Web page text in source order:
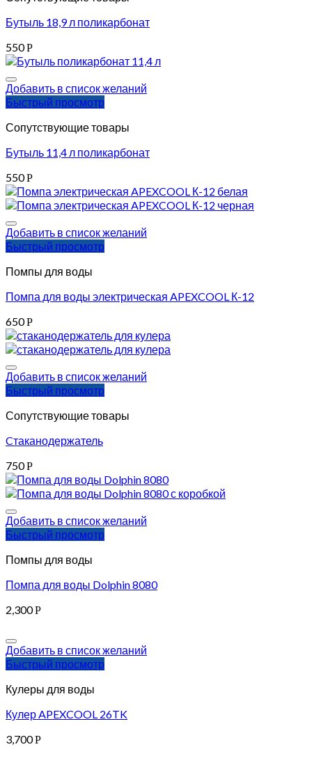
Бутыль 18,9 л поликарбонат
550Р
Добавить в список желаний
Быстрый просмотр
Сопутствующие товары
Бутыль 11,4 л поликарбонат
550Р
Добавить в список желаний
Быстрый просмотр
Помпы для воды
Помпа для воды электрическая APEXCOOL К-12
650Р
Добавить в список желаний
Быстрый просмотр
Сопутствующие товары
Cтаканодержатель
750Р
Добавить в список желаний
Быстрый просмотр
Помпы для воды
Помпа для воды Dolphin 8080
2,300Р
Добавить в список желаний
Быстрый просмотр
Кулеры для воды
Кулер APEXCOOL 26TK
3,700Р